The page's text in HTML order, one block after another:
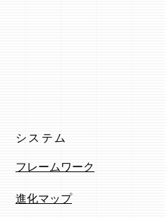
システム
フレームワーク
進化マップ